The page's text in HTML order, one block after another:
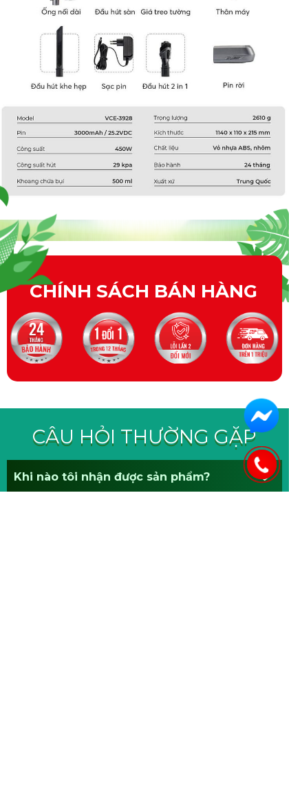
CHÍNH SÁCH BÁN HÀNG
CÂU HỎI THƯỜNG GẶP
Khi nào tôi nhận được sản phẩm?